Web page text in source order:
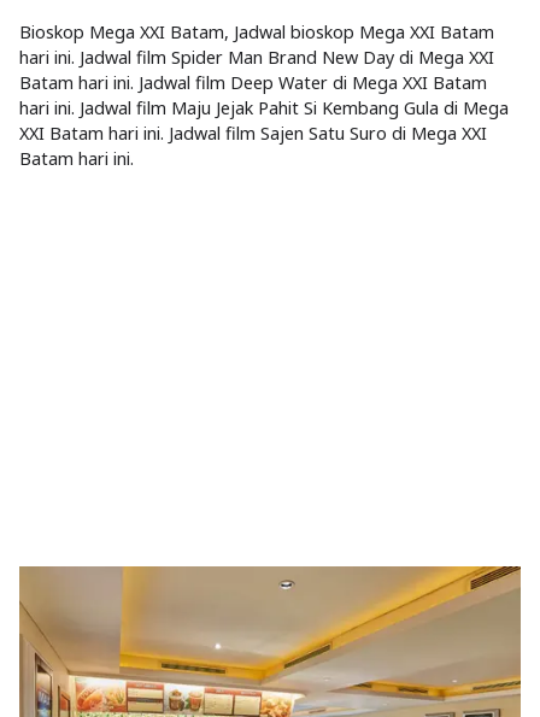
Bioskop Mega XXI Batam, Jadwal bioskop Mega XXI Batam
hari ini. Jadwal film Spider Man Brand New Day di Mega XXI
Batam hari ini. Jadwal film Deep Water di Mega XXI Batam
hari ini. Jadwal film Maju Jejak Pahit Si Kembang Gula di Mega
XXI Batam hari ini. Jadwal film Sajen Satu Suro di Mega XXI
Batam hari ini.